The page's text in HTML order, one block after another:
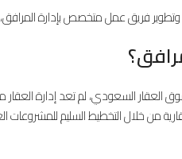
وتطوير فريق عمل متخصص بإدارة
السعودي، لم تعد إدارة العقار
من خلال التخطيط السليم للمشروعات